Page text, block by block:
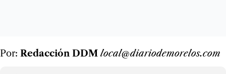
Por: Redacción DDM local@diariodemorelos.com